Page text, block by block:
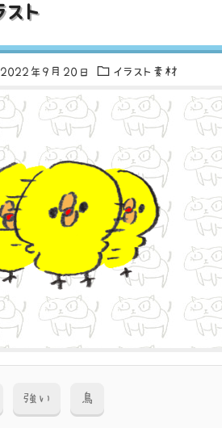
スト
2022年9月20日 イラスト素材
強い 鳥